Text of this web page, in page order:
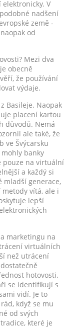
V
nadšení
země -
od
Mezi dva
obecně
že používání
výdaje.
Basileje. Naopak
placení kartou
důvodů. Nemá
ale také, že
ve Švýcarsku
banky
pouze na virtuální
a každý si
mladší generace,
vítá, ale i
lepší
marketingu na
virtuálních
než utrácení
hotovosti.
se identifikují s
vidí. Je to
když se mu
od svých
které je